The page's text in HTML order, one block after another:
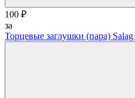
100 ₽
за
Торцевые заглушки (пара)